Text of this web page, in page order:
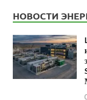
НОВОСТИ